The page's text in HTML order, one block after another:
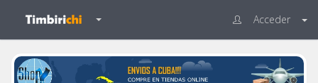
Acceder